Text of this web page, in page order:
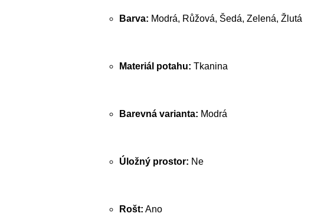
Barva: Modrá, Růžová, Šedá, Zelená, Žlutá
Materiál potahu: Tkanina
Barevná varianta: Modrá
Úložný prostor: Ne
Rošt: Ano